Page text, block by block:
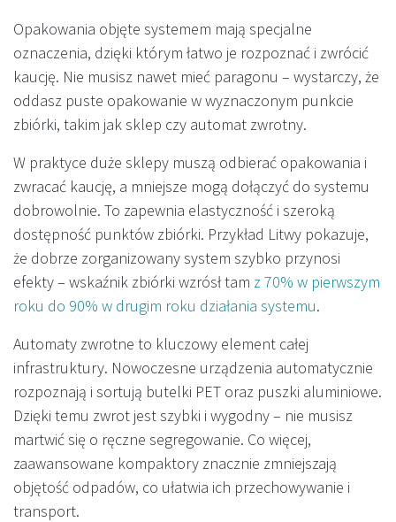
Opakowania objęte systemem mają specjalne
oznaczenia, dzięki którym łatwo je rozpoznać i zwrócić
kaucję. Nie musisz nawet mieć paragonu – wystarczy, że
oddasz puste opakowanie w wyznaczonym punkcie
zbiórki, takim jak sklep czy automat zwrotny.
W praktyce duże sklepy muszą odbierać opakowania i
zwracać kaucję, a mniejsze mogą dołączyć do systemu
dobrowolnie. To zapewnia elastyczność i szeroką
dostępność punktów zbiórki. Przykład Litwy pokazuje,
że dobrze zorganizowany system szybko przynosi
efekty – wskaźnik zbiórki wzrósł tam z 70% w pierwszym
roku do 90% w drugim roku działania systemu.
Automaty zwrotne to kluczowy element całej
infrastruktury. Nowoczesne urządzenia automatycznie
rozpoznają i sortują butelki PET oraz puszki aluminiowe.
Dzięki temu zwrot jest szybki i wygodny – nie musisz
martwić się o ręczne segregowanie. Co więcej,
zaawansowane kompaktory znacznie zmniejszają
objętość odpadów, co ułatwia ich przechowywanie i
transport.